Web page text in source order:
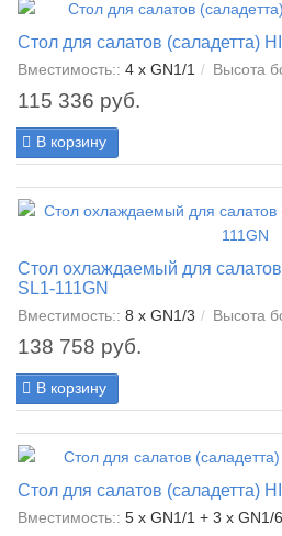
Стол для салатов (саладетта)
Вместимость:: 4 x GN1/1 Высота
115 336 руб.
В корзину
Стол охлаждаемый для
SL1-111GN
Вместимость:: 8 x GN1/3 Высота
138 758 руб.
В корзину
Стол для салатов (саладетта)
Вместимость:: 5 x GN1/1 + 3 x GN1/6